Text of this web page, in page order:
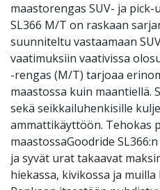
maastorengas SUV- ja
SL366 M/T on raskaan
suunniteltu vastaamaan
vaatimuksiin vaativissa
-rengas (M/T) tarjoaa
maastossa kuin maantiellä.
sekä seikkailuhenkisille
ammattikäyttöön. Tehokas
maastossaGoodride
ja syvät urat takaavat
hiekassa, kivikossa ja